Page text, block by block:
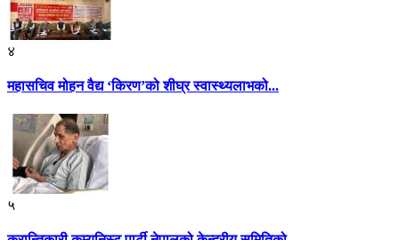
४
महासचिव मोहन वैद्य ‘किरण’को शीघ्र स्वास्थ्यलाभको...
५